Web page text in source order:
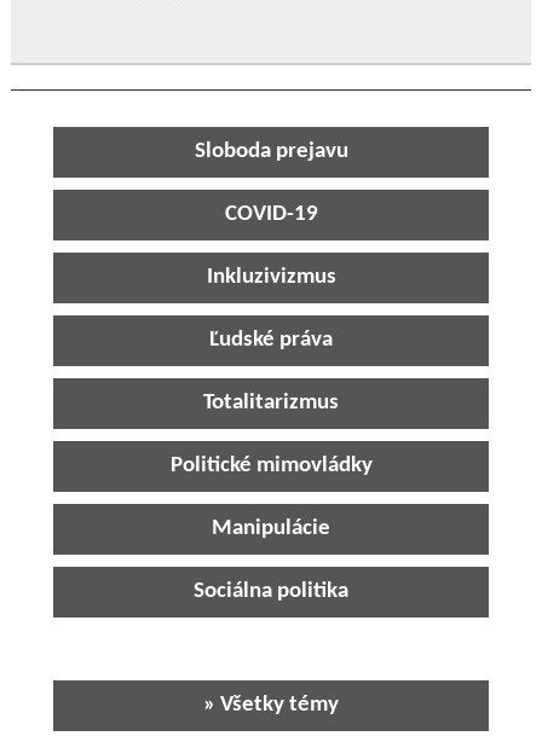
Sloboda prejavu
COVID-19
Inkluzivizmus
Ľudské práva
Totalitarizmus
Politické mimovládky
Manipulácie
Sociálna politika
» Všetky témy